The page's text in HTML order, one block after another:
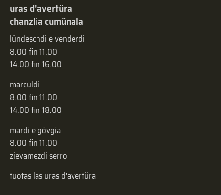
uras d'avertüra
chanzlia cumünala
lündeschdi e venderdi
8.00 fin 11.00
14.00 fin 16.00
marculdi
8.00 fin 11.00
14.00 fin 18.00
mardi e gövgia
8.00 fin 11.00
zievamezdi serro
tuotas las uras d'avertüra